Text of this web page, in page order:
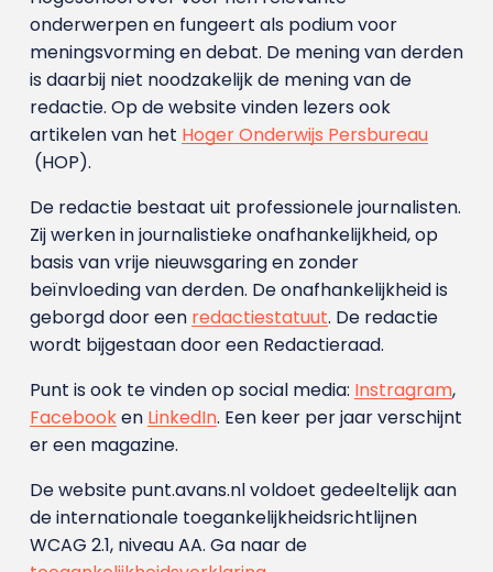
onderwerpen en fungeert als podium voor
meningsvorming en debat. De mening van derden
is daarbij niet noodzakelijk de mening van de
redactie. Op de website vinden lezers ook
artikelen van het Hoger Onderwijs Persbureau
(HOP).
De redactie bestaat uit professionele journalisten.
Zij werken in journalistieke onafhankelijkheid, op
basis van vrije nieuwsgaring en zonder
beïnvloeding van derden. De onafhankelijkheid is
geborgd door een redactiestatuut. De redactie
wordt bijgestaan door een Redactieraad.
Punt is ook te vinden op social media: Instragram,
Facebooken LinkedIn. Een keer per jaar verschijnt
er een magazine.
De website punt.avans.nl voldoet gedeeltelijk aan
de internationale toegankelijkheidsrichtlijnen
WCAG 2.1, niveau AA. Ga naar de